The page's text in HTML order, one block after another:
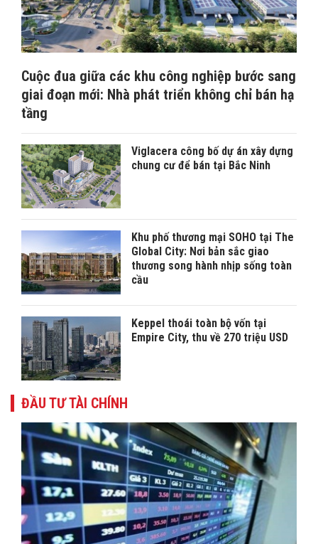
Cuộc đua giữa các khu công nghiệp bước sang
giai đoạn mới: Nhà phát triển không chỉ bán hạ
tầng
Viglacera công bố dự án xây dựng
chung cư để bán tại Bắc Ninh
Khu phố thương mại SOHO tại The
Global City: Nơi bản sắc giao
thương song hành nhịp sống toàn
cầu
Keppel thoái toàn bộ vốn tại
Empire City, thu về 270 triệu USD
ĐẦU TƯ TÀI CHÍNH